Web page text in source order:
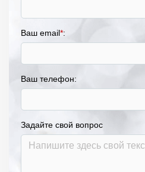
Ваш email*:
Ваш телефон:
Задайте свой вопрос